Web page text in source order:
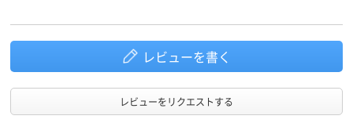
レビューを書く
レビューをリクエストする